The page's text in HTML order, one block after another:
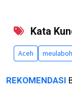
Kata
Aceh meulaboh
REKOMENDASI